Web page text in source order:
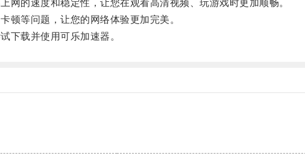
的速度和稳定性，让您在观看高清视频、玩游戏时更加顺畅。
等问题，让您的网络体验更加完美。
载并使用可乐加速器。